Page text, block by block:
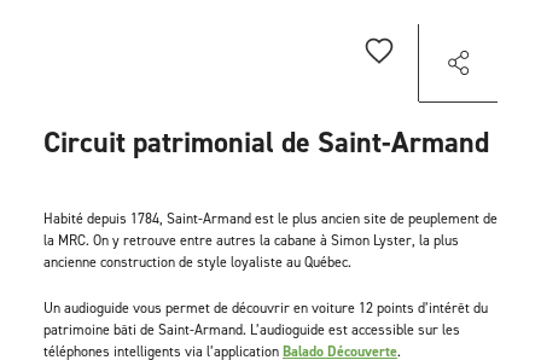
Circuit patrimonial de Saint-Armand
Habité depuis 1784, Saint-Armand est le plus ancien site de peuplement de
la MRC. On y retrouve entre autres la cabane à Simon Lyster, la plus
ancienne construction de style loyaliste au Québec.
Un audioguide vous permet de découvrir en voiture 12 points d’intérêt du
patrimoine bâti de Saint-Armand. L’audioguide est accessible sur les
téléphones intelligents via l’applicationBalado Découverte.